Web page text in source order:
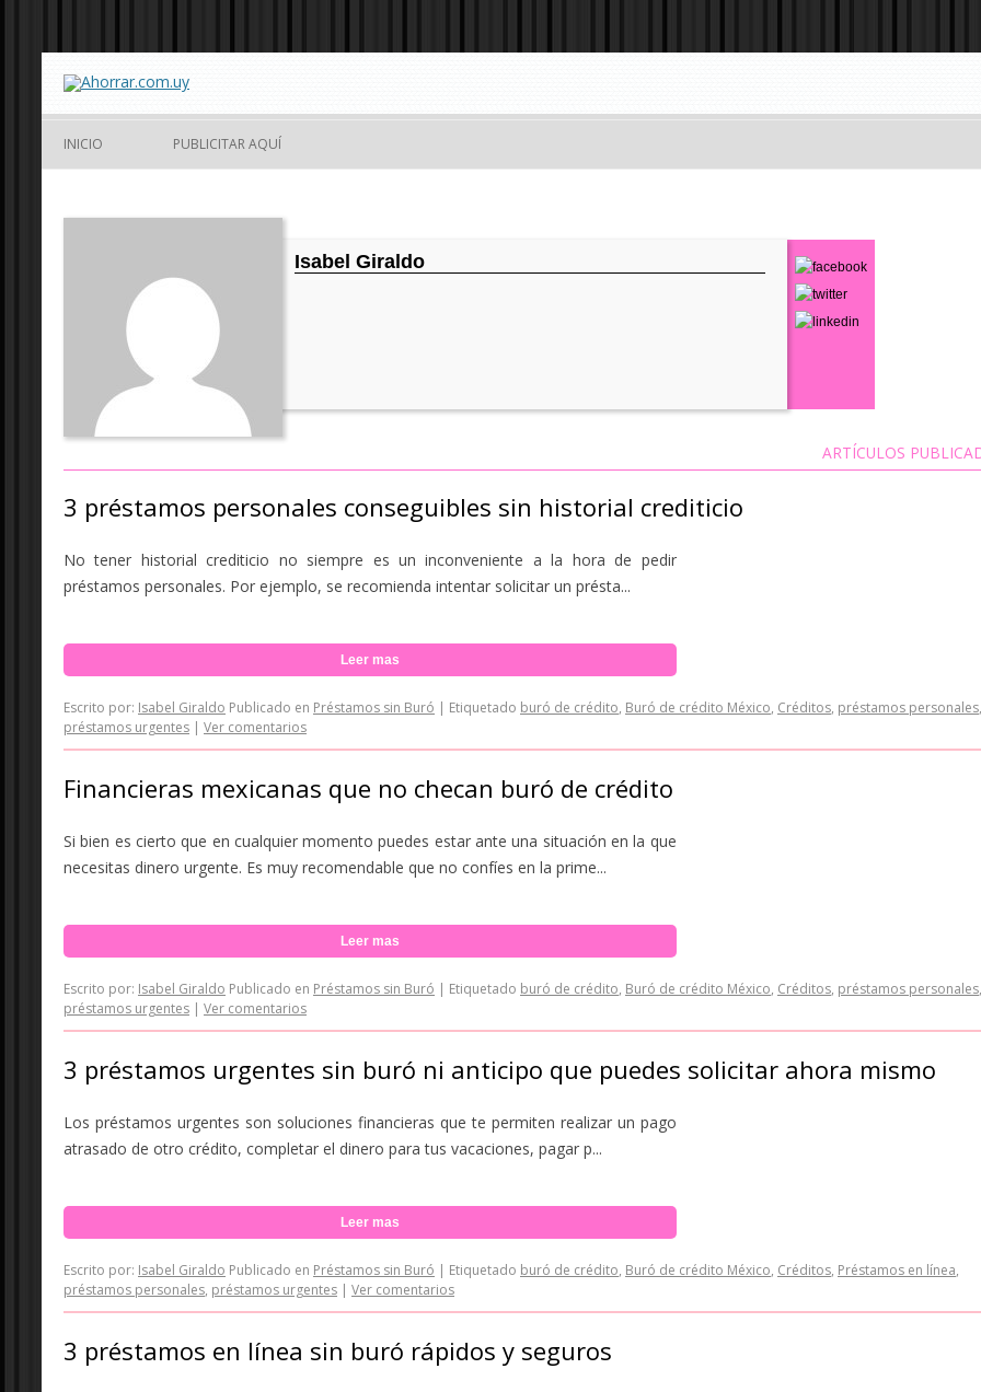
INICIO PUBLICITAR AQUÍ
Isabel Giraldo
ARTÍCULOS
3 préstamos personales conseguibles sin historial crediticio
No tener historial crediticio no siempre es un inconveniente a la hora de pedir
préstamos personales. Por ejemplo, se recomienda intentar solicitar un présta...
Leer mas
Escrito por: Isabel Giraldo Publicado en Préstamos sin Buró | Etiquetado buró de crédito, Buró de crédito México, Créditos, préstamos personales,
préstamos urgentes | Ver comentarios
Financieras mexicanas que no checan buró de crédito
Si bien es cierto que en cualquier momento puedes estar ante una situación en la que
necesitas dinero urgente. Es muy recomendable que no confíes en la prime...
Leer mas
Escrito por: Isabel Giraldo Publicado en Préstamos sin Buró | Etiquetado buró de crédito, Buró de crédito México, Créditos, préstamos personales,
préstamos urgentes | Ver comentarios
3 préstamos urgentes sin buró ni anticipo que puedes solicitar ahora mismo
Los préstamos urgentes son soluciones financieras que te permiten realizar un pago
atrasado de otro crédito, completar el dinero para tus vacaciones, pagar p...
Leer mas
Escrito por: Isabel Giraldo Publicado en Préstamos sin Buró | Etiquetado buró de crédito, Buró de crédito México, Créditos, Préstamos en línea,
préstamos personales, préstamos urgentes | Ver comentarios
3 préstamos en línea sin buró rápidos y seguros